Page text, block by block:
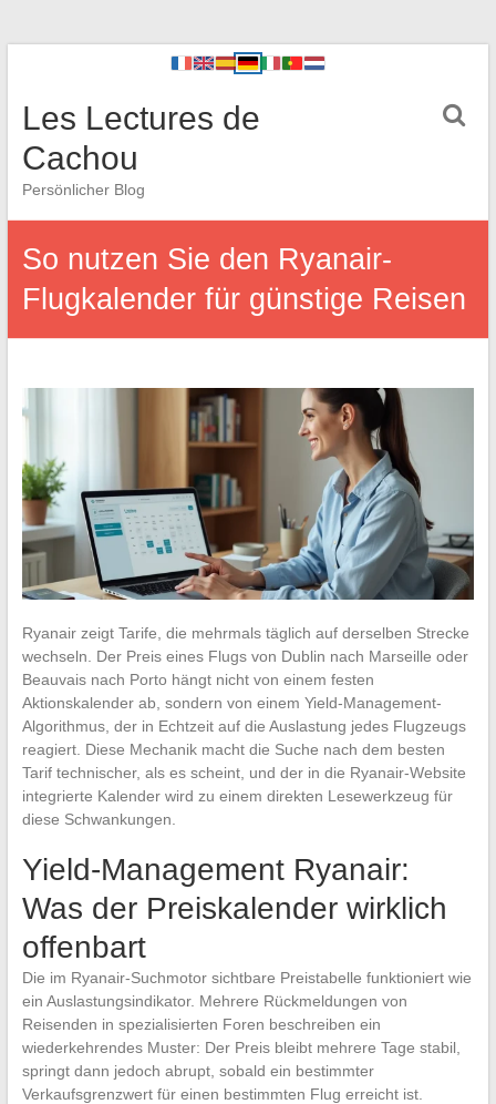
Les Lectures de
Cachou
Persönlicher Blog
So nutzen Sie den Ryanair-
Flugkalender für günstige Reisen
Ryanair zeigt Tarife, die mehrmals täglich auf derselben Strecke
wechseln. Der Preis eines Flugs von Dublin nach Marseille oder
Beauvais nach Porto hängt nicht von einem festen
Aktionskalender ab, sondern von einem Yield-Management-
Algorithmus, der in Echtzeit auf die Auslastung jedes Flugzeugs
reagiert. Diese Mechanik macht die Suche nach dem besten
Tarif technischer, als es scheint, und der in die Ryanair-Website
integrierte Kalender wird zu einem direkten Lesewerkzeug für
diese Schwankungen.
Yield-Management Ryanair:
Was der Preiskalender wirklich
offenbart
Die im Ryanair-Suchmotor sichtbare Preistabelle funktioniert wie
ein Auslastungsindikator. Mehrere Rückmeldungen von
Reisenden in spezialisierten Foren beschreiben ein
wiederkehrendes Muster: Der Preis bleibt mehrere Tage stabil,
springt dann jedoch abrupt, sobald ein bestimmter
Verkaufsgrenzwert für einen bestimmten Flug erreicht ist.